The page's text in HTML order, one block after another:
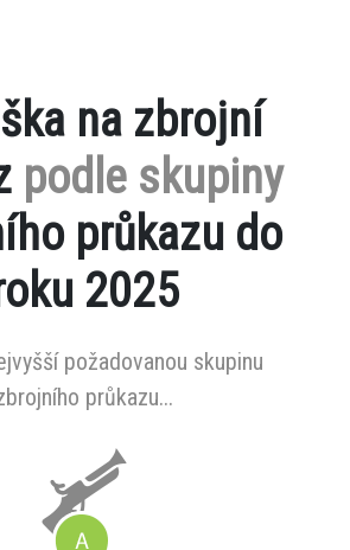
na zbrojní
podle skupiny
průkazu do
2025
požadovanou skupinu
průkazu...